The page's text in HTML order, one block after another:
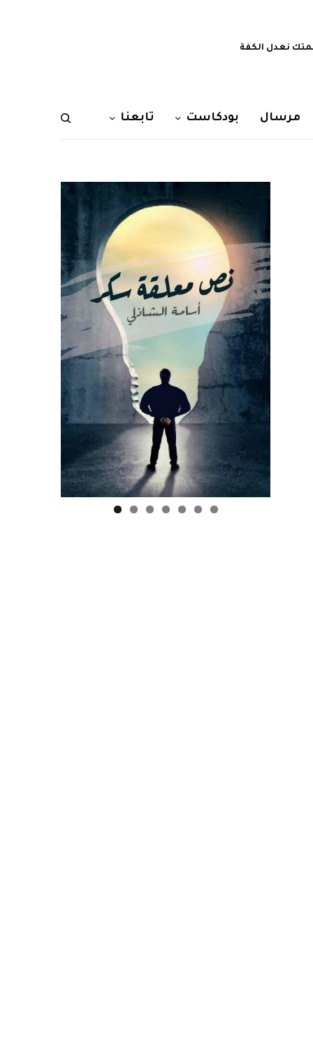
نعدل الكفة
مرسال بودكاست تابعنا